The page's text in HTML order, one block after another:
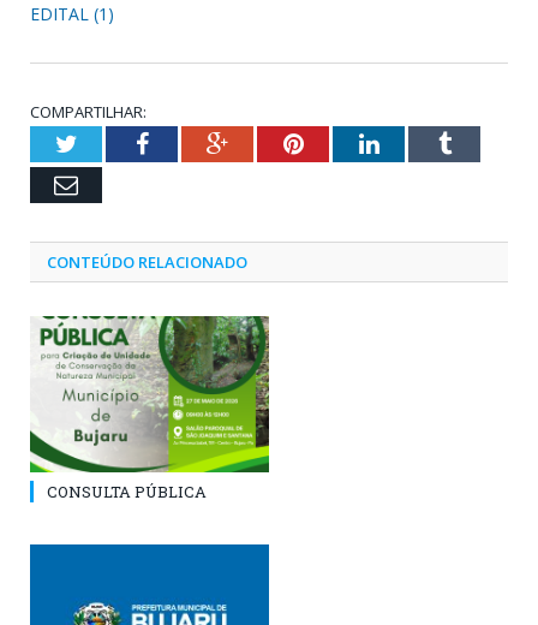
EDITAL (1)
COMPARTILHAR:
TwitterFacebookGoogle+PinterestLinkedInTumblr
Email
CONTEÚDO RELACIONADO
CONSULTA PÚBLICA